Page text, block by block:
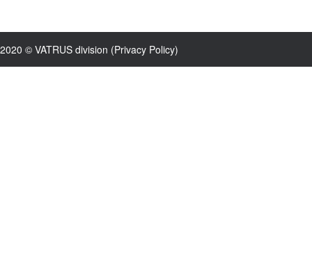
2020 © VATRUS division (Privacy Policy)